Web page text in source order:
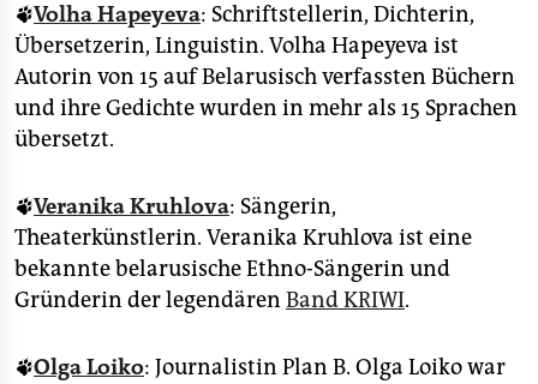
🐾Volha Hapeyeva: Schriftstellerin, Dichterin,
Übersetzerin, Linguistin. Volha Hapeyeva ist
Autorin von 15 auf Belarusisch verfassten Büchern
und ihre Gedichte wurden in mehr als 15 Sprachen
übersetzt.
🐾Veranika Kruhlova: Sängerin,
Theaterkünstlerin. Veranika Kruhlova ist eine
bekannte belarusische Ethno-Sängerin und
Gründerin der legendären Band KRIWI.
🐾Olga Loiko: Journalistin Plan B. Olga Loiko war